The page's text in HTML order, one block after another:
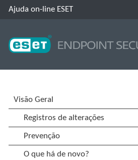
Ajuda on-line ESET